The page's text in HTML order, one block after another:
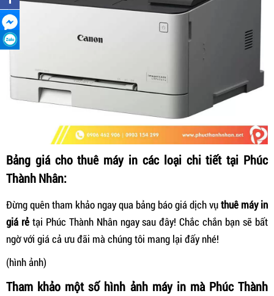
Bảng giá cho thuê máy in các loại chi tiết tại Phúc
Thành Nhân:
Đừng quên tham khảo ngay qua bảng báo giá dịch vụthuê máy in
giá rẻ tại Phúc Thành Nhân ngay sau đây! Chắc chắn bạn sẽ bất
ngờ với giá cả ưu đãi mà chúng tôi mang lại đấy nhé!
(hình ảnh)
Tham khảo một số hình ảnh máy in mà Phúc Thành